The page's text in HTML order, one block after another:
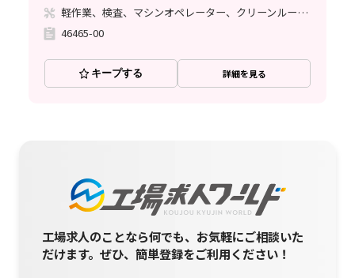
軽作業、検査、マシンオペレーター、クリーンルーム、清掃・洗浄、品質管理、メンテナンス・保全、立ち作業、インフラ管理（社員寮、備品等）
46465-00
キープする 詳細を見る
工場求人のことなら何でも、お気軽にご相談いた
だけます。ぜひ、簡単登録をご利用ください！